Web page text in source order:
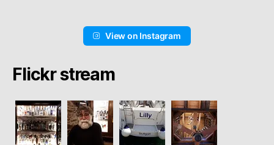
View on Instagram
Flickr stream